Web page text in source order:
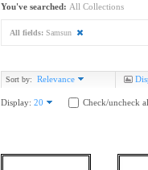
You've searched: All Collections
All fields: Samsun
Sort by: Relevance
Display: 20 Check/uncheck